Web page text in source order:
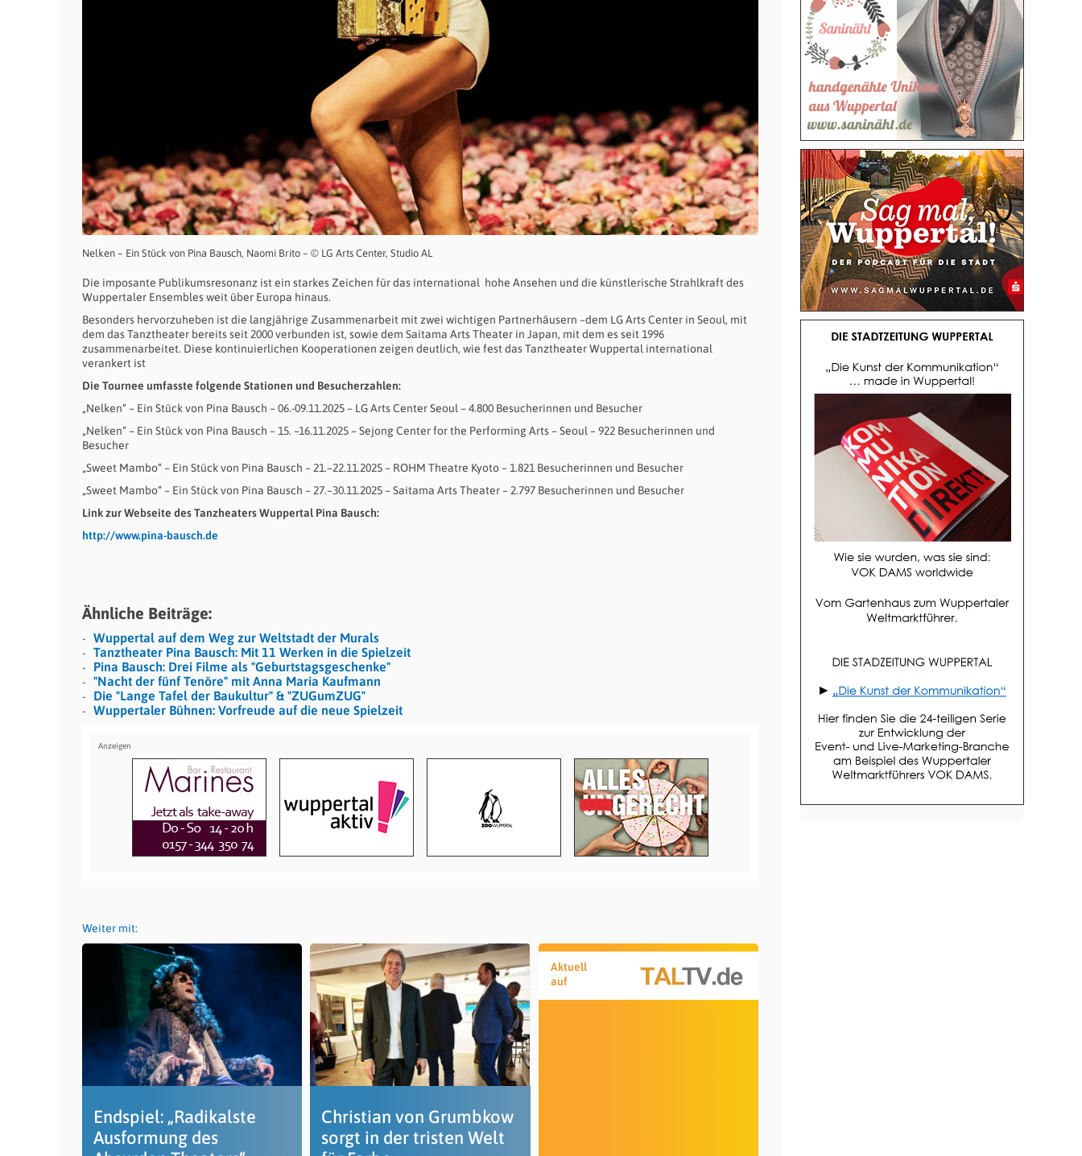
Nelken – Ein Stück von Pina Bausch, Naomi Brito – © LG Arts Center, Studio AL
Die imposante Publikumsresonanz ist ein starkes Zeichen für das international hohe Ansehen und die künstlerische Strahlkraft des
Wuppertaler Ensembles weit über Europa hinaus.
Besonders hervorzuheben ist die langjährige Zusammenarbeit mit zwei wichtigen Partnerhäusern –dem LG Arts Center in Seoul, mit
dem das Tanztheater bereits seit 2000 verbunden ist, sowie dem Saitama Arts Theater in Japan, mit dem es seit 1996
zusammenarbeitet. Diese kontinuierlichen Kooperationen zeigen deutlich, wie fest das Tanztheater Wuppertal international
verankert ist
Die Tournee umfasste folgende Stationen und Besucherzahlen:
„Nelken“ – Ein Stück von Pina Bausch – 06.-09.11.2025 – LG Arts Center Seoul – 4.800 Besucherinnen und Besucher
„Nelken“ – Ein Stück von Pina Bausch – 15. –16.11.2025 – Sejong Center for the Performing Arts – Seoul – 922 Besucherinnen und
Besucher
„Sweet Mambo“ – Ein Stück von Pina Bausch – 21.–22.11.2025 – ROHM Theatre Kyoto – 1.821 Besucherinnen und Besucher
„Sweet Mambo“ – Ein Stück von Pina Bausch – 27.–30.11.2025 – Saitama Arts Theater – 2.797 Besucherinnen und Besucher
Link zur Webseite des Tanzheaters Wuppertal Pina Bausch:
http://www.pina-bausch.de
Ähnliche Beiträge:
Wuppertal auf dem Weg zur Weltstadt der Murals
Tanztheater Pina Bausch: Mit 11 Werken in die Spielzeit
Pina Bausch: Drei Filme als "Geburtstagsgeschenke"
"Nacht der fünf Tenöre" mit Anna Maria Kaufmann
Die "Lange Tafel der Baukultur" & "ZUGumZUG"
Wuppertaler Bühnen: Vorfreude auf die neue Spielzeit
Weiter mit:
Endspiel: „Radikalste
Ausformung des
Christian von Grumbkow
sorgt in der tristen Welt
Aktuell
auf